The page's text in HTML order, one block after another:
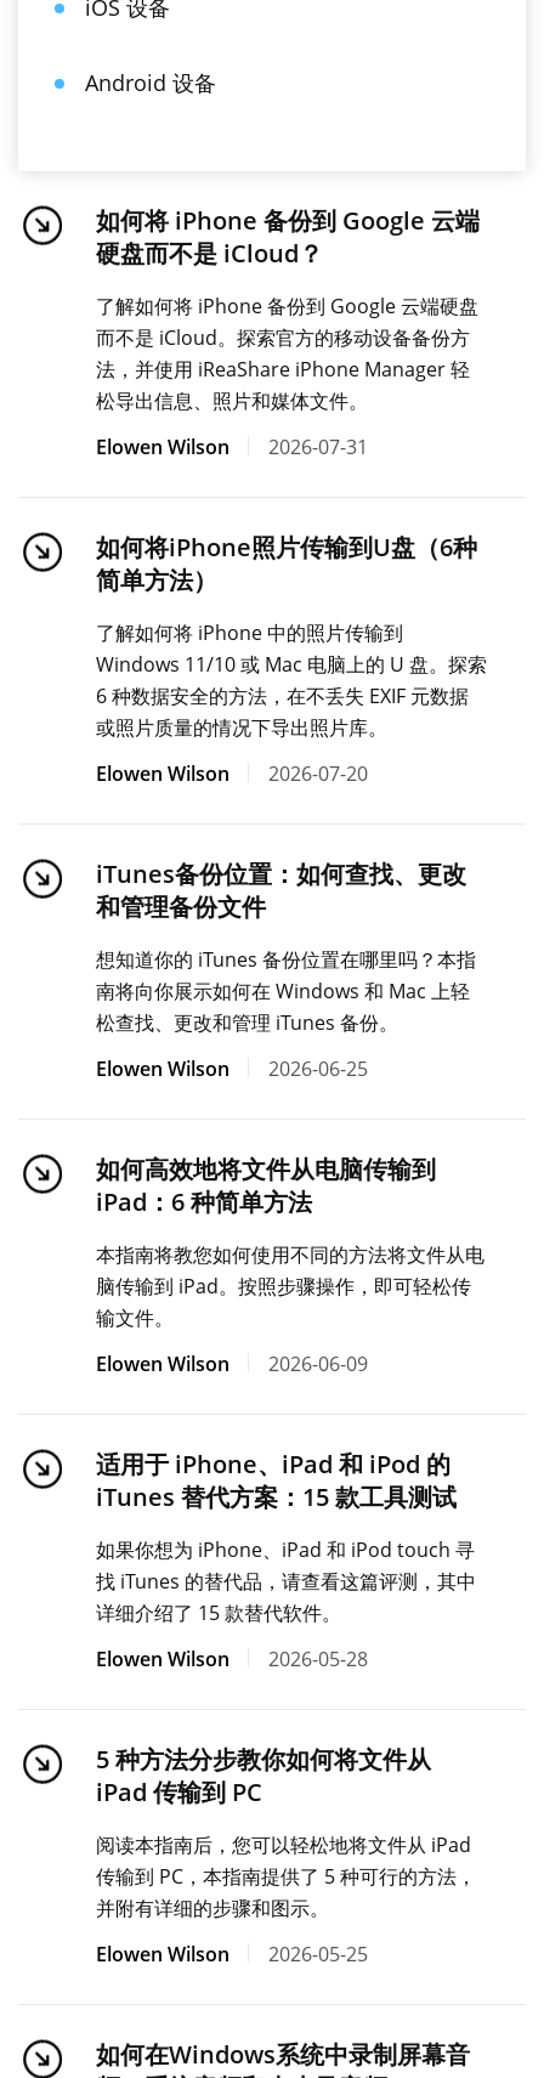
iOS 设备
Android 设备
如何将 iPhone 备份到 Google 云端
硬盘而不是 iCloud？
了解如何将 iPhone 备份到 Google 云端硬盘
而不是 iCloud。探索官方的移动设备备份方
法，并使用 iReaShare iPhone Manager 轻
松导出信息、照片和媒体文件。
Elowen Wilson
2026-07-31
如何将iPhone照片传输到U盘（6种
简单方法）
了解如何将 iPhone 中的照片传输到
Windows 11/10 或 Mac 电脑上的 U 盘。探索
6 种数据安全的方法，在不丢失 EXIF 元数据
或照片质量的情况下导出照片库。
Elowen Wilson
2026-07-20
iTunes备份位置：如何查找、更改
和管理备份文件
想知道你的 iTunes 备份位置在哪里吗？本指
南将向你展示如何在 Windows 和 Mac 上轻
松查找、更改和管理 iTunes 备份。
Elowen Wilson
2026-06-25
如何高效地将文件从电脑传输到
iPad：6 种简单方法
本指南将教您如何使用不同的方法将文件从电
脑传输到 iPad。按照步骤操作，即可轻松传
输文件。
Elowen Wilson
2026-06-09
适用于 iPhone、iPad 和 iPod 的
iTunes 替代方案：15 款工具测试
如果你想为 iPhone、iPad 和 iPod touch 寻
找 iTunes 的替代品，请查看这篇评测，其中
详细介绍了 15 款替代软件。
Elowen Wilson
2026-05-28
5 种方法分步教你如何将文件从
iPad 传输到 PC
阅读本指南后，您可以轻松地将文件从 iPad
传输到 PC，本指南提供了 5 种可行的方法，
并附有详细的步骤和图示。
Elowen Wilson
2026-05-25
如何在Windows系统中录制屏幕音